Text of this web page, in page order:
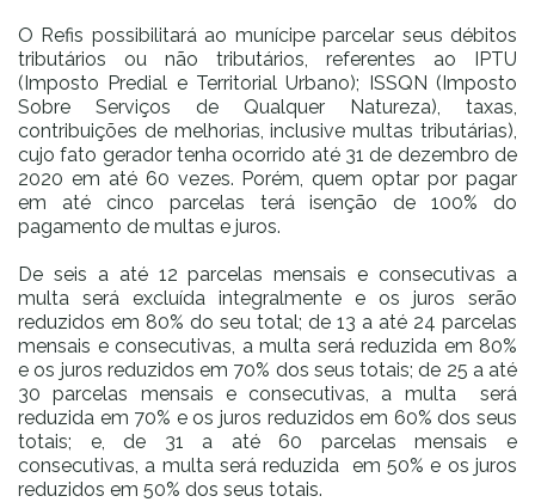
O Refis possibilitará ao munícipe parcelar seus débitos
tributários ou não tributários, referentes ao IPTU
(Imposto Predial e Territorial Urbano); ISSQN (Imposto
Sobre Serviços de Qualquer Natureza), taxas,
contribuições de melhorias, inclusive multas tributárias),
cujo fato gerador tenha ocorrido até 31 de dezembro de
2020 em até 60 vezes. Porém, quem optar por pagar
em até cinco parcelas terá isenção de 100% do
pagamento de multas e juros.
De seis a até 12 parcelas mensais e consecutivas a
multa será excluída integralmente e os juros serão
reduzidos em 80% do seu total; de 13 a até 24 parcelas
mensais e consecutivas, a multa será reduzida em 80%
e os juros reduzidos em 70% dos seus totais; de 25 a até
30 parcelas mensais e consecutivas, a multa será
reduzida em 70% e os juros reduzidos em 60% dos seus
totais; e, de 31 a até 60 parcelas mensais e
consecutivas, a multa será reduzida em 50% e os juros
reduzidos em 50% dos seus totais.